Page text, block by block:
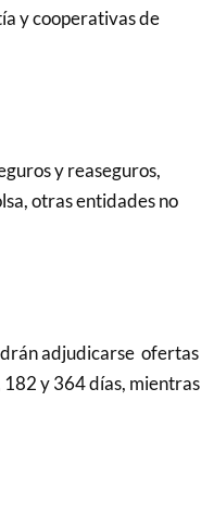
y cooperativas de
y reaseguros,
otras entidades no
adjudicarse ofertas
182 y 364 días, mientras